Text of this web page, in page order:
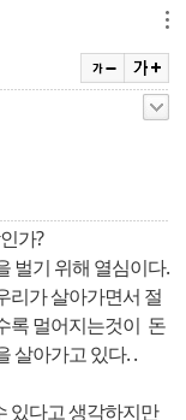
가?
벌기 위해 열심이다.
리가 살아가면서 절
록 멀어지는것이 돈
살아가고 있다. .
있다고 생각하지만